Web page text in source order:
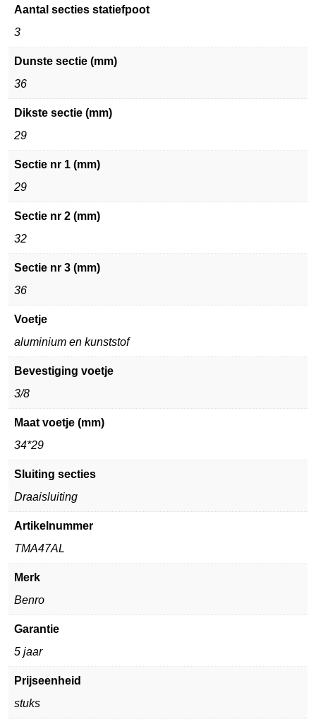
Aantal secties statiefpoot
3
Dunste sectie (mm)
36
Dikste sectie (mm)
29
Sectie nr 1 (mm)
29
Sectie nr 2 (mm)
32
Sectie nr 3 (mm)
36
Voetje
aluminium en kunststof
Bevestiging voetje
3/8
Maat voetje (mm)
34*29
Sluiting secties
Draaisluiting
Artikelnummer
TMA47AL
Merk
Benro
Garantie
5 jaar
Prijseenheid
stuks